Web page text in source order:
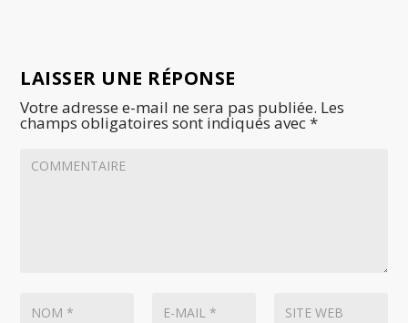
LAISSER UNE RÉPONSE
Votre adresse e-mail ne sera pas publiée. Les
champs obligatoires sont indiqués avec*